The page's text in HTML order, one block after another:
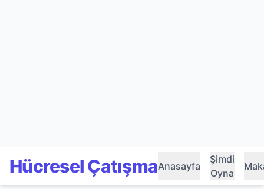
Hücresel ÇatışmaAnasayfa
Şimdi
Oyna